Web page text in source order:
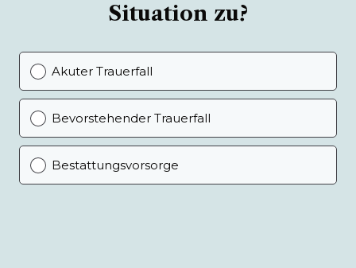
Situation zu?
Akuter Trauerfall
Bevorstehender Trauerfall
Bestattungsvorsorge